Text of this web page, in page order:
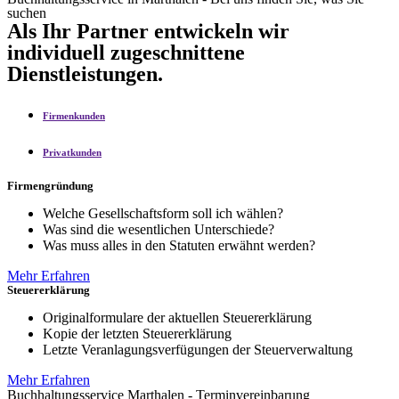
suchen
Als Ihr Partner entwickeln wir
individuell zugeschnittene
Dienstleistungen.
Firmenkunden
Privatkunden
Firmengründung
Welche Gesellschaftsform soll ich wählen?
Was sind die wesentlichen Unterschiede?
Was muss alles in den Statuten erwähnt werden?
Mehr Erfahren
Steuererklärung
Originalformulare der aktuellen Steuererklärung
Kopie der letzten Steuererklärung
Letzte Veranlagungsverfügungen der Steuerverwaltung
Mehr Erfahren
Buchhaltungsservice Marthalen - Terminvereinbarung